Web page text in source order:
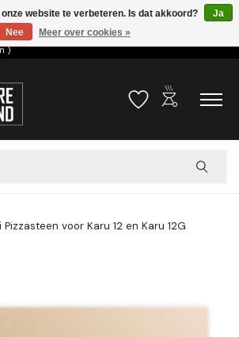
dag verzonden! ( 6,95 verzendkosten, vanaf 75
)
Verlanglijst
outdoor_grill
Pizzasteen voor Karu 12 en Karu 12G
website te verbeteren. Is dat akkoord?
Ja
Nee
Meer over cookies »